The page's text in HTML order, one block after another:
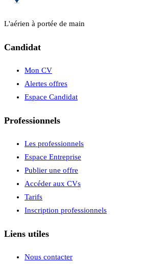
L'aérien à portée de main
Candidat
Mon CV
Alertes offres
Espace Candidat
Professionnels
Les professionnels
Espace Entreprise
Publier une offre
Accéder aux CVs
Tarifs
Inscription professionnels
Liens utiles
Nous contacter